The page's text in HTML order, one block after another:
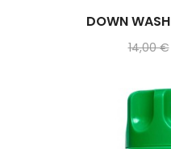
DOWN
14,00 €